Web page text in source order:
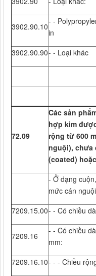
3902.90.10
- -
in
3902.90.90- - Loại khác
72.09
Các sản
hợp kim
rộng từ 600
nguội), chưa
(coated)
- Ở dạng
mức cán
7209.15.00- - Có chiều
7209.16
- - Có chiều
mm:
7209.16.10- - - Chiều